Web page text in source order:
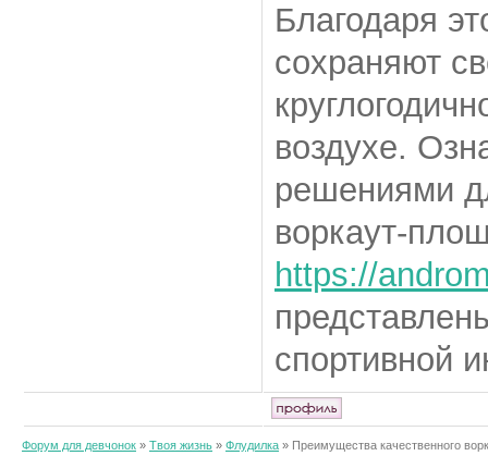
Благодаря
сохраняют
воздухе.
решениями
воркаут-
https://
спортивной
Форум для девчонок » Твоя жизнь » Флудилка » Преимущества качественного